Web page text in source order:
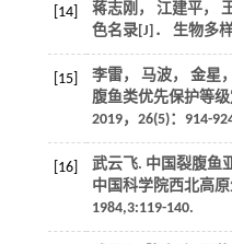
[14]
蒋志刚， 江建平，
色名录[J]． 生物多
[15]
李雷， 马波， 金星
腹鱼类优先保护等级
2019， 26(5)：914-924
[16]
武云飞. 中国裂腹鱼
中国科学院西北高
1984,3:119-140.